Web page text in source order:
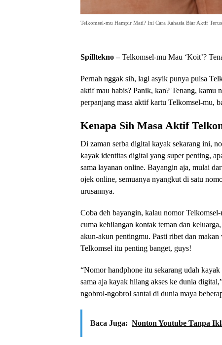
Telkomsel-mu Hampir Mati? Ini Cara Rahasia Biar Aktif
Spilltekno –Telkomsel-mu Mau ‘Koit’?
Pernah nggak sih, lagi asyik punya pulsa
aktif mau habis? Panik, kan? Tenang, kamu
perpanjang masa aktif kartu Telkomsel-mu,
Kenapa Sih Masa Aktif
Di zaman serba digital kayak sekarang ini,
kayak identitas digital yang super penting,
sama layanan online. Bayangin aja, mulai
ojek online, semuanya nyangkut di satu
urusannya.
Coba deh bayangin, kalau nomor
cuma kehilangan kontak teman dan
akun-akun pentingmu. Pasti ribet dan
Telkomsel itu penting banget, guys!
“Nomor handphone itu sekarang udah
sama aja kayak hilang akses ke dunia
ngobrol-ngobrol santai di dunia maya
Baca Juga: Nonton Youtube Tanpa